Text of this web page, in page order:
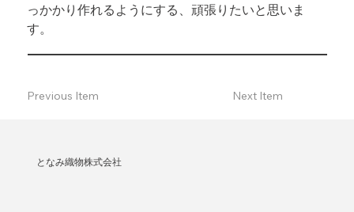
っかかり作れるようにする、頑張りたいと思いま
す。
Next Item
Previous Item
となみ織物株式会社